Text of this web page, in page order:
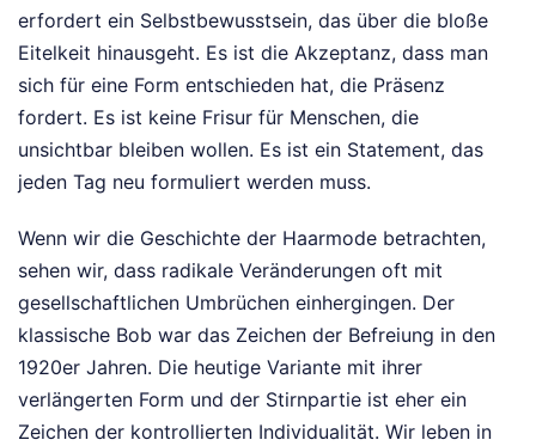
erfordert ein Selbstbewusstsein, das über die bloße
Eitelkeit hinausgeht. Es ist die Akzeptanz, dass man
sich für eine Form entschieden hat, die Präsenz
fordert. Es ist keine Frisur für Menschen, die
unsichtbar bleiben wollen. Es ist ein Statement, das
jeden Tag neu formuliert werden muss.
Wenn wir die Geschichte der Haarmode betrachten,
sehen wir, dass radikale Veränderungen oft mit
gesellschaftlichen Umbrüchen einhergingen. Der
klassische Bob war das Zeichen der Befreiung in den
1920er Jahren. Die heutige Variante mit ihrer
verlängerten Form und der Stirnpartie ist eher ein
Zeichen der kontrollierten Individualität. Wir leben in